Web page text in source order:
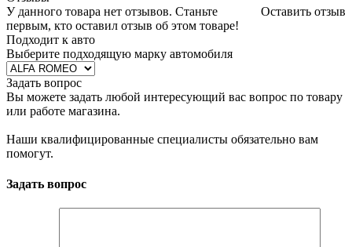
Оставить отзыв
У данного товара нет отзывов. Станьте
первым, кто оставил отзыв об этом товаре!
Подходит к авто
Выберите подходящую марку автомобиля
Задать вопрос
Вы можете задать любой интересующий вас вопрос по товару
или работе магазина.
Наши квалифицированные специалисты обязательно вам
помогут.
Задать вопрос